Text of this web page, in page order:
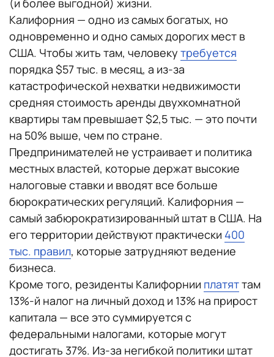
Калифорния — одно из самых богатых, но
одновременно и одно самых дорогих мест в
США. Чтобы жить там, человеку требуется
порядка $57 тыс. в месяц, а из-за
катастрофической нехватки недвижимости
средняя стоимость аренды двухкомнатной
квартиры там превышает $2,5 тыс. — это почти
на 50% выше, чем по стране.
Предпринимателей не устраивает и политика
местных властей, которые держат высокие
налоговые ставки и вводят все больше
бюрократических регуляций. Калифорния —
самый забюрократизированный штат в США. На
его территории действуют практически 400
тыс. правил, которые затрудняют ведение
бизнеса.
Кроме того, резиденты Калифорнии платяттам
13%-й налог на личный доход и 13% на прирост
капитала — все это суммируется с
федеральными налогами, которые могут
достигать 37%. Из-за негибкой политики штат